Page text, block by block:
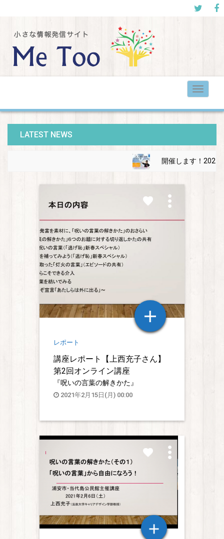
Toggle
LATEST NEWS
開催します！2021
レポート
講座レポート【上西充子さん】
第2回オンライン講座
『呪いの言葉の解きかた』
2021年2月15日(月) 00:00